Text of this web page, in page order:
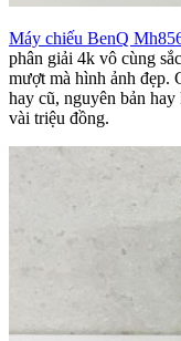
Máy chiếu BenQ
phân giải 4k vô cùng
mượt mà hình ảnh đẹp.
hay cũ, nguyên bản
vài triệu đồng.